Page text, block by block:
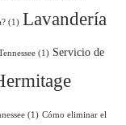
(1) Lavandería
(1) Servicio de
(1) Cómo eliminar el